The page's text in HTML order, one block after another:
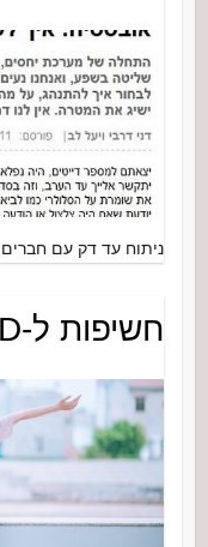
ניתוח עד דק עם
חשיפות ל-HOCD